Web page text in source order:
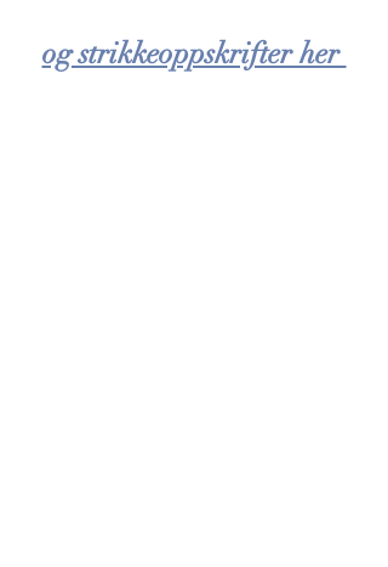
og strikkeoppskrifter her